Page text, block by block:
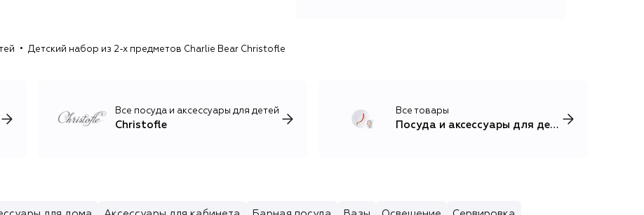
Детский набор из 2-х предметов Charlie Bear Christofle
Все посуда и аксессуары для детей
Christofle
Все товары
Посуда и аксессуары для детей